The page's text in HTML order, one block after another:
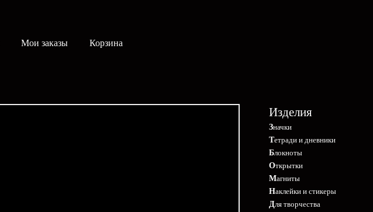
Мои заказы Корзина
Изделия
Значки
Тетради и дневники
Блокноты
Открытки
Магниты
Наклейки и стикеры
Для творчества